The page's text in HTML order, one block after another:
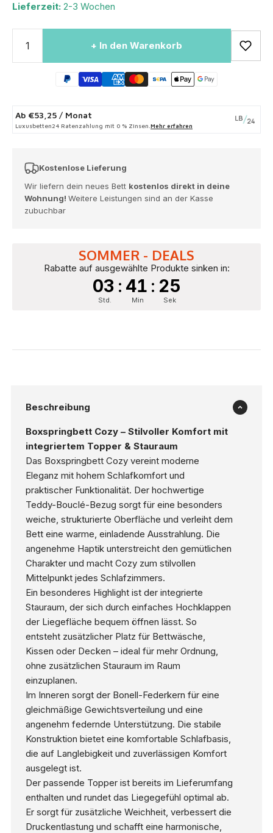
Lieferzeit: 2-3 Wochen
+ In den Warenkorb
Ab €53,25 / Monat
Luxusbetten24 Ratenzahlung mit 0 % Zinsen. Mehr erfahren
Kostenlose Lieferung
Wir liefern dein neues Bett kostenlos direkt in deine
Wohnung! Weitere Leistungen sind an der Kasse
zubuchbar
SOMMER - DEALS
Rabatte auf ausgewählte Produkte sinken in:
03 : 41 : 23
Std. Min Sek
Beschreibung
Boxspringbett Cozy – Stilvoller Komfort mit
integriertem Topper & Stauraum
Das Boxspringbett Cozy vereint moderne
Eleganz mit hohem Schlafkomfort und
praktischer Funktionalität. Der hochwertige
Teddy-Bouclé-Bezug sorgt für eine besonders
weiche, strukturierte Oberfläche und verleiht dem
Bett eine warme, einladende Ausstrahlung. Die
angenehme Haptik unterstreicht den gemütlichen
Charakter und macht Cozy zum stilvollen
Mittelpunkt jedes Schlafzimmers.
Ein besonderes Highlight ist der integrierte
Stauraum, der sich durch einfaches Hochklappen
der Liegefläche bequem öffnen lässt. So
entsteht zusätzlicher Platz für Bettwäsche,
Kissen oder Decken – ideal für mehr Ordnung,
ohne zusätzlichen Stauraum im Raum
einzuplanen.
Im Inneren sorgt der Bonell-Federkern für eine
gleichmäßige Gewichtsverteilung und eine
angenehm federnde Unterstützung. Die stabile
Konstruktion bietet eine komfortable Schlafbasis,
die auf Langlebigkeit und zuverlässigen Komfort
ausgelegt ist.
Der passende Topper ist bereits im Lieferumfang
enthalten und rundet das Liegegefühl optimal ab.
Er sorgt für zusätzliche Weichheit, verbessert die
Druckentlastung und schafft eine harmonische,